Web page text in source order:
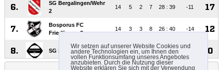
Wir setzen auf unserer Website Cookies und
andere Technologien ein, um Ihnen den
vollen Funktionsumfang unseres Angebotes
anzubieten. Durch die Nutzung dieser
Website erklären Sie sich mit der Verwendung